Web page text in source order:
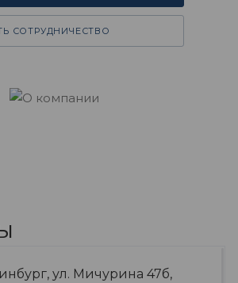
СОТРУДНИЧЕСТВО
ул. Мичурина 47б,